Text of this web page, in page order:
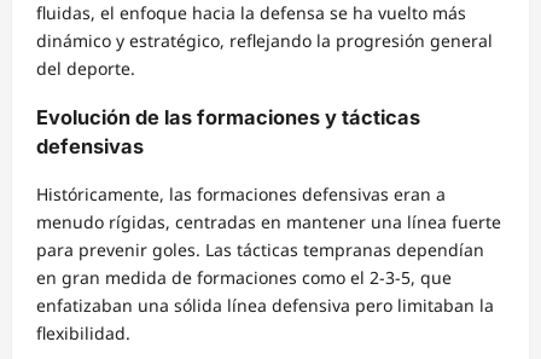
fluidas, el enfoque hacia la defensa se ha vuelto más
dinámico y estratégico, reflejando la progresión general
del deporte.
Evolución de las formaciones y tácticas
defensivas
Históricamente, las formaciones defensivas eran a
menudo rígidas, centradas en mantener una línea fuerte
para prevenir goles. Las tácticas tempranas dependían
en gran medida de formaciones como el 2-3-5, que
enfatizaban una sólida línea defensiva pero limitaban la
flexibilidad.